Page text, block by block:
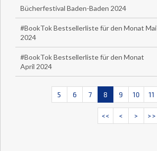
Bücherfestival Baden-Baden 2024
#BookTok Bestsellerliste für den Monat Mai
2024
#BookTok Bestsellerliste für den Monat
April 2024
5 6 7 8 9 10 11
<< < > >>